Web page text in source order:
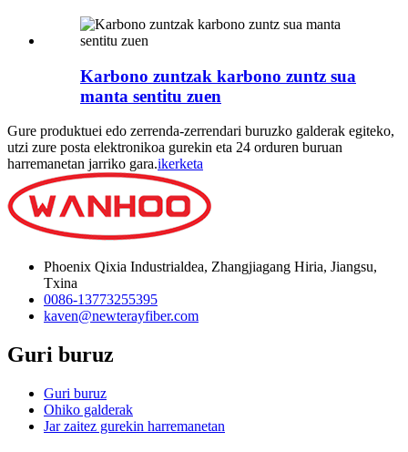
Karbono zuntzak karbono zuntz sua
manta sentitu zuen
Gure produktuei edo zerrenda-zerrendari buruzko galderak egiteko,
utzi zure posta elektronikoa gurekin eta 24 orduren buruan
harremanetan jarriko gara.ikerketa
Phoenix Qixia Industrialdea, Zhangjiagang Hiria, Jiangsu,
Txina
0086-13773255395
kaven@newterayfiber.com
Guri buruz
Guri buruz
Ohiko galderak
Jar zaitez gurekin harremanetan